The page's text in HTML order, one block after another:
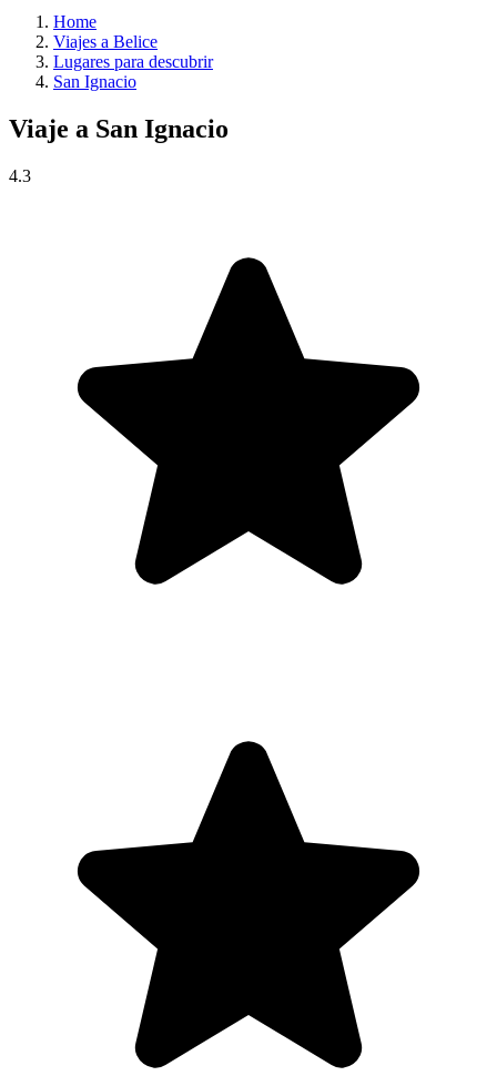
Home
Viajes a Belice
Lugares para descubrir
San Ignacio
Viaje a San Ignacio
4.3